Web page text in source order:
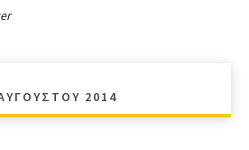
2014